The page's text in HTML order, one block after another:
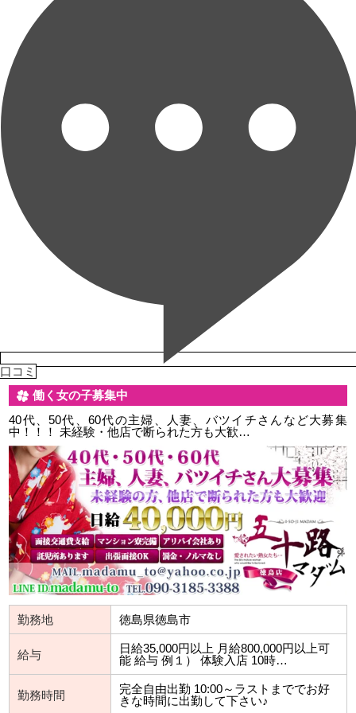
口コミ
働く女の子募集中
40代、50代、60代の主婦、人妻、バツイチさんなど大募集
中！！！ 未経験・他店で断られた方も大歓…
勤務地 徳島県徳島市
給与
日給35,000円以上 月給800,000円以上可
能 給与 例１） 体験入店 10時…
勤務時間
完全自由出勤 10:00～ラストまででお好
きな時間に出勤して下さい♪